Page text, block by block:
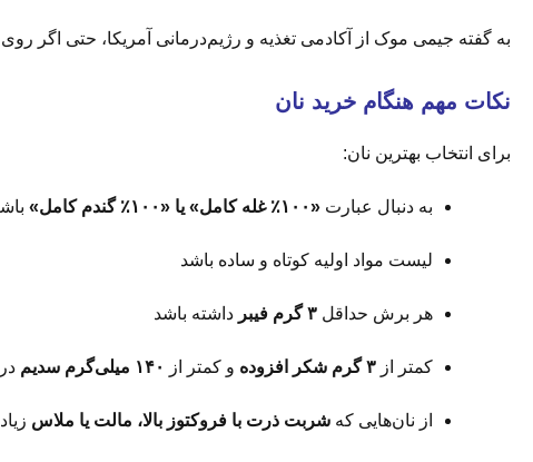
به گفته جیمی موک از آکادمی تغذیه و رژیم‌درمانی آمریکا، حتی اگر
نکات مهم هنگام خرید نان
برای انتخاب بهترین نان:
به دنبال عبارت «۱۰۰٪ غله کامل» یا «۱۰۰٪ گندم کامل»
لیست مواد اولیه کوتاه و ساده باشد
هر برش حداقل ۳ گرم فیبر داشته باشد
کمتر از ۳ گرم شکر افزوده و کمتر از ۱۴۰ میلی‌گرم سدیم
از نان‌هایی که شربت ذرت با فروکتوز بالا، مالت یا ملاس